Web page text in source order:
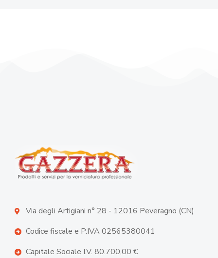
Via degli Artigiani n° 28 - 12016 Peveragno (CN)
Codice fiscale e P.IVA 02565380041
Capitale Sociale I.V. 80.700,00 €